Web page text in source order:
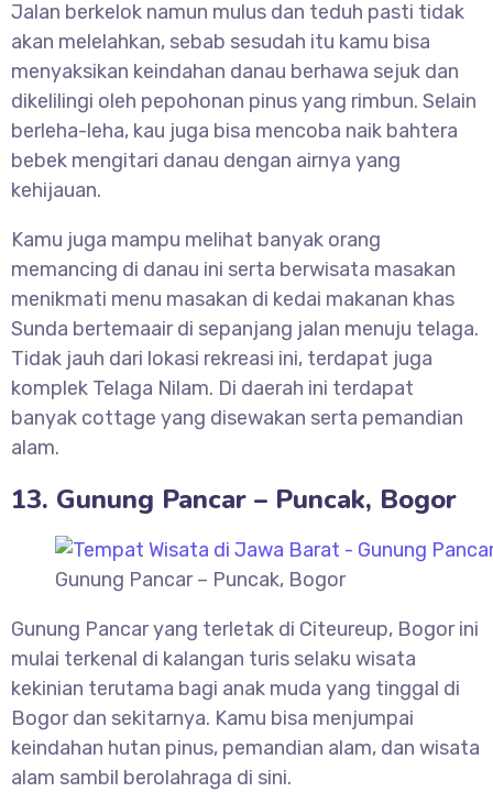
Jalan berkelok namun mulus dan teduh pasti tidak
akan melelahkan, sebab sesudah itu kamu bisa
menyaksikan keindahan danau berhawa sejuk dan
dikelilingi oleh pepohonan pinus yang rimbun. Selain
berleha-leha, kau juga bisa mencoba naik bahtera
bebek mengitari danau dengan airnya yang
kehijauan.
Kamu juga mampu melihat banyak orang
memancing di danau ini serta berwisata masakan
menikmati menu masakan di kedai makanan khas
Sunda bertemaair di sepanjang jalan menuju telaga.
Tidak jauh dari lokasi rekreasi ini, terdapat juga
komplek Telaga Nilam. Di daerah ini terdapat
banyak cottage yang disewakan serta pemandian
alam.
13. Gunung Pancar – Puncak, Bogor
Gunung Pancar – Puncak, Bogor
Gunung Pancar yang terletak di Citeureup, Bogor ini
mulai terkenal di kalangan turis selaku wisata
kekinian terutama bagi anak muda yang tinggal di
Bogor dan sekitarnya. Kamu bisa menjumpai
keindahan hutan pinus, pemandian alam, dan wisata
alam sambil berolahraga di sini.